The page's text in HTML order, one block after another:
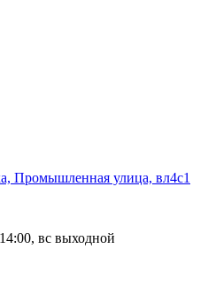
Промышленная улица, вл4с1
вс выходной